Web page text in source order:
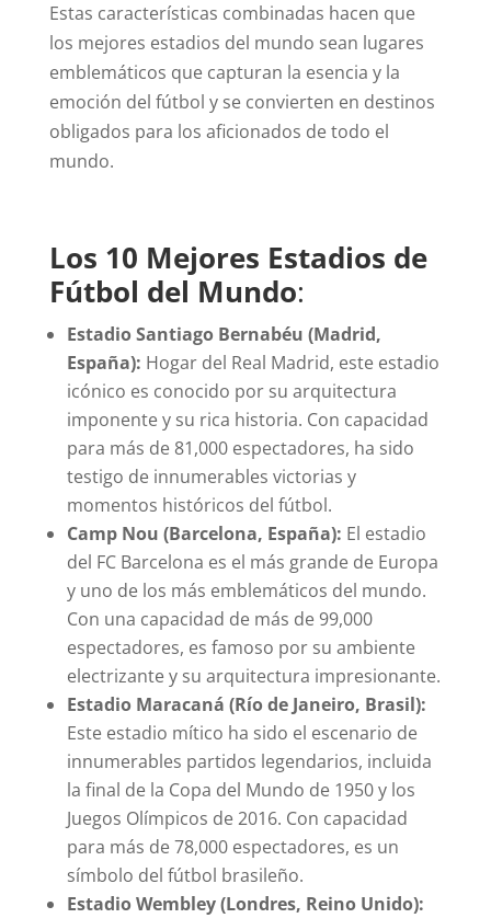
Estas características combinadas hacen que
los mejores estadios del mundo sean lugares
emblemáticos que capturan la esencia y la
emoción del fútbol y se convierten en destinos
obligados para los aficionados de todo el
mundo.
Los 10 Mejores Estadios de
Fútbol del Mundo:
Estadio Santiago Bernabéu (Madrid,
España): Hogar del Real Madrid, este estadio
icónico es conocido por su arquitectura
imponente y su rica historia. Con capacidad
para más de 81,000 espectadores, ha sido
testigo de innumerables victorias y
momentos históricos del fútbol.
Camp Nou (Barcelona, España): El estadio
del FC Barcelona es el más grande de Europa
y uno de los más emblemáticos del mundo.
Con una capacidad de más de 99,000
espectadores, es famoso por su ambiente
electrizante y su arquitectura impresionante.
Estadio Maracaná (Río de Janeiro, Brasil):
Este estadio mítico ha sido el escenario de
innumerables partidos legendarios, incluida
la final de la Copa del Mundo de 1950 y los
Juegos Olímpicos de 2016. Con capacidad
para más de 78,000 espectadores, es un
símbolo del fútbol brasileño.
Estadio Wembley (Londres, Reino Unido):